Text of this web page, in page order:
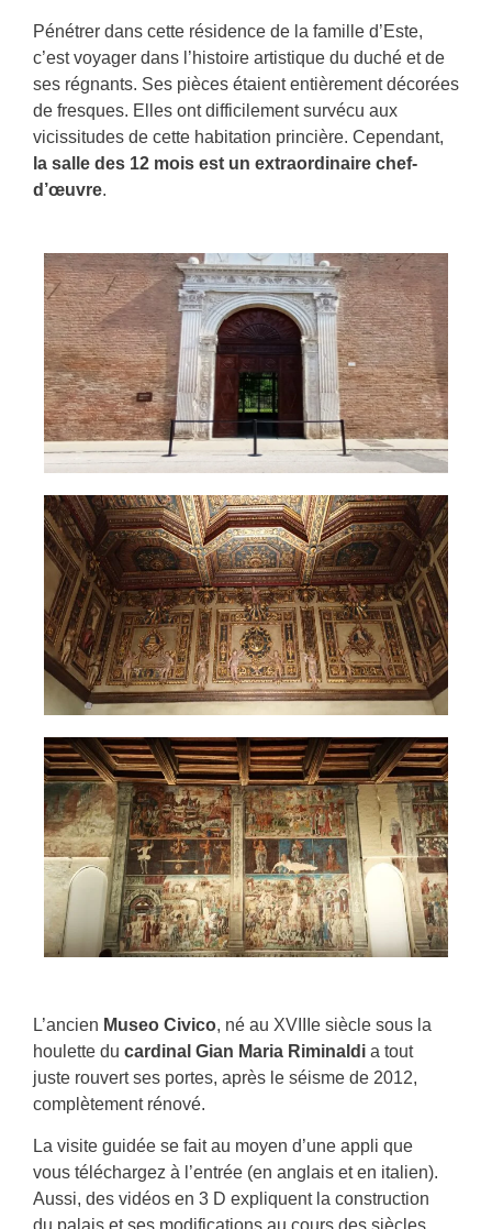
Pénétrer dans cette résidence de la famille d’Este,
c’est voyager dans l’histoire artistique du duché et de
ses régnants. Ses pièces étaient entièrement décorées
de fresques. Elles ont difficilement survécu aux
vicissitudes de cette habitation princière. Cependant,
la salle des 12 mois est un extraordinaire chef-
d’œuvre.
L’ancien Museo Civico, né au XVIIIe siècle sous la
houlette du cardinal Gian Maria Riminaldi a tout
juste rouvert ses portes, après le séisme de 2012,
complètement rénové.
La visite guidée se fait au moyen d’une appli que
vous téléchargez à l’entrée (en anglais et en italien).
Aussi, des vidéos en 3 D expliquent la construction
du palais et ses modifications au cours des siècles.